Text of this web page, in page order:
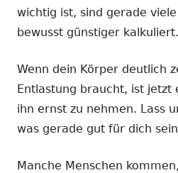
wichtig ist, sind gerade
bewusst günstiger kalkuliert.
Wenn dein Körper deutlich
Entlastung braucht, ist jetzt
ihn ernst zu nehmen. Lass
was gerade gut für dich
Manche Menschen